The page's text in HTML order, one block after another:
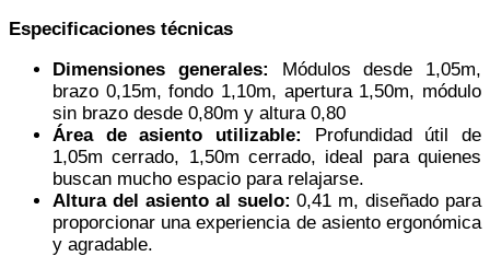
Especificaciones técnicas
Dimensiones generales: Módulos desde 1,05m,
brazo 0,15m, fondo 1,10m, apertura 1,50m, módulo
sin brazo desde 0,80m y altura 0,80
Área de asiento utilizable:
Profundidad útil de
1,05m cerrado, 1,50m cerrado, ideal para quienes
buscan mucho espacio para relajarse.
Altura del asiento al suelo: 0,41 m, diseñado para
proporcionar una experiencia de asiento ergonómica
y agradable.